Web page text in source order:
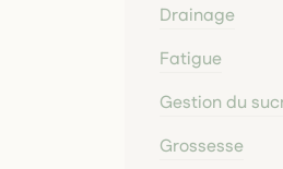
Drainage
Fatigue
Gestion du
Grossesse